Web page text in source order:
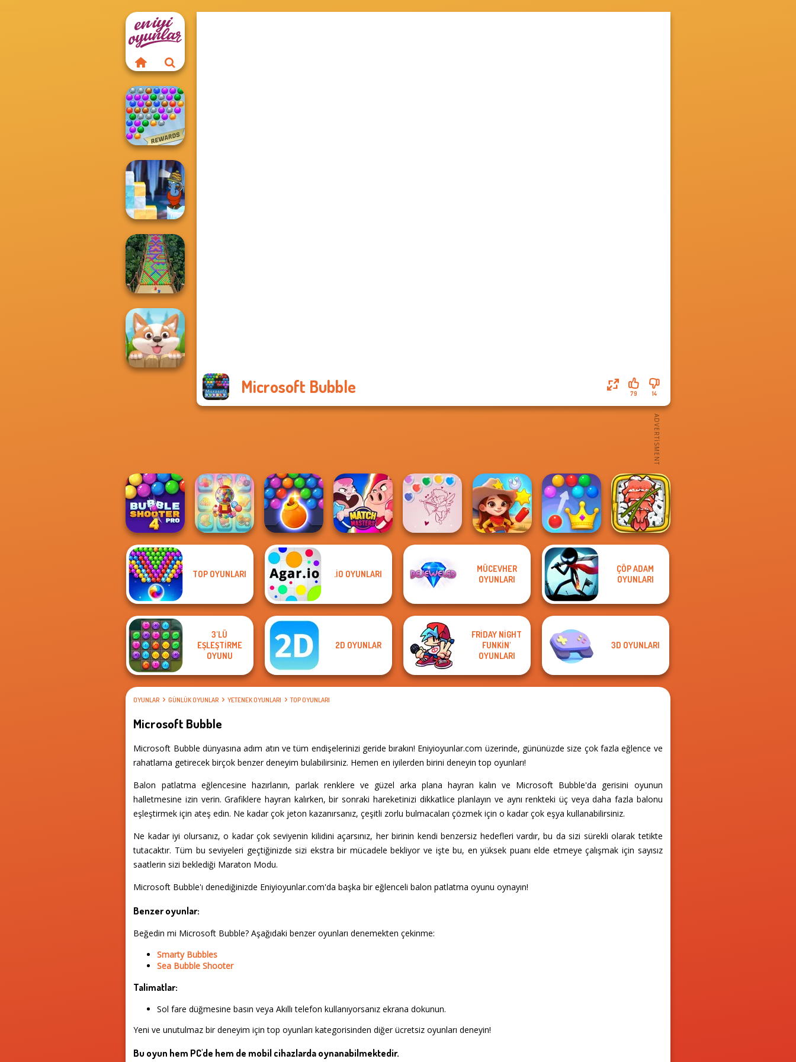
Microsoft Bubble 14
79
Bubble Shooter
Extreme
Gold Strike Icy
Cave
Bubble Fall
Bubble Shooter
Pro 4
Candy Shop
Bubble Shooter
HD 3
Bubble Shooter
Valentine
Wild West Match
Royal Bubble
Blast
Giant Sushi:
Merge Master
Game
TOP OYUNLARI .IO OYUNLARI
MÜCEVHER
OYUNLARI
ÇÖP ADAM
OYUNLARI
3'LÜ
EŞLEŞTIRME
OYUNU
2D OYUNLAR
FRIDAY NIGHT
FUNKIN'
OYUNLARI
3D OYUNLARI
OYUNLAR GÜNLÜK OYUNLAR YETENEK OYUNLARI TOP OYUNLARI
Microsoft Bubble
Microsoft Bubble dünyasına adım atın ve tüm endişelerinizi geride bırakın! Eniyioyunlar.com üzerinde, gününüzde size çok fazla eğlence ve
rahatlama getirecek birçok benzer deneyim bulabilirsiniz. Hemen en iyilerden birini deneyin top oyunları!
Balon patlatma eğlencesine hazırlanın, parlak renklere ve güzel arka plana hayran kalın ve Microsoft Bubble'da gerisini oyunun
halletmesine izin verin. Grafiklere hayran kalırken, bir sonraki hareketinizi dikkatlice planlayın ve aynı renkteki üç veya daha fazla balonu
eşleştirmek için ateş edin. Ne kadar çok jeton kazanırsanız, çeşitli zorlu bulmacaları çözmek için o kadar çok eşya kullanabilirsiniz.
Ne kadar iyi olursanız, o kadar çok seviyenin kilidini açarsınız, her birinin kendi benzersiz hedefleri vardır, bu da sizi sürekli olarak tetikte
tutacaktır. Tüm bu seviyeleri geçtiğinizde sizi ekstra bir mücadele bekliyor ve işte bu, en yüksek puanı elde etmeye çalışmak için sayısız
saatlerin sizi beklediği Maraton Modu.
Microsoft Bubble'ı denediğinizde Eniyioyunlar.com'da başka bir eğlenceli balon patlatma oyunu oynayın!
Benzer oyunlar:
Beğedin mi Microsoft Bubble? Aşağıdaki benzer oyunları denemekten çekinme:
Smarty Bubbles
Sea Bubble Shooter
Talimatlar:
Sol fare düğmesine basın veya Akıllı telefon kullanıyorsanız ekrana dokunun.
Yeni ve unutulmaz bir deneyim için top oyunları kategorisinden diğer ücretsiz oyunları deneyin!
Bu oyun hem PC'de hem de mobil cihazlarda oynanabilmektedir.